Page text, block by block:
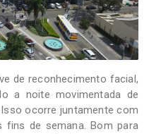
de reconhecimento facial,
a noite movimentada de
ocorre juntamente com
de semana. Bom para